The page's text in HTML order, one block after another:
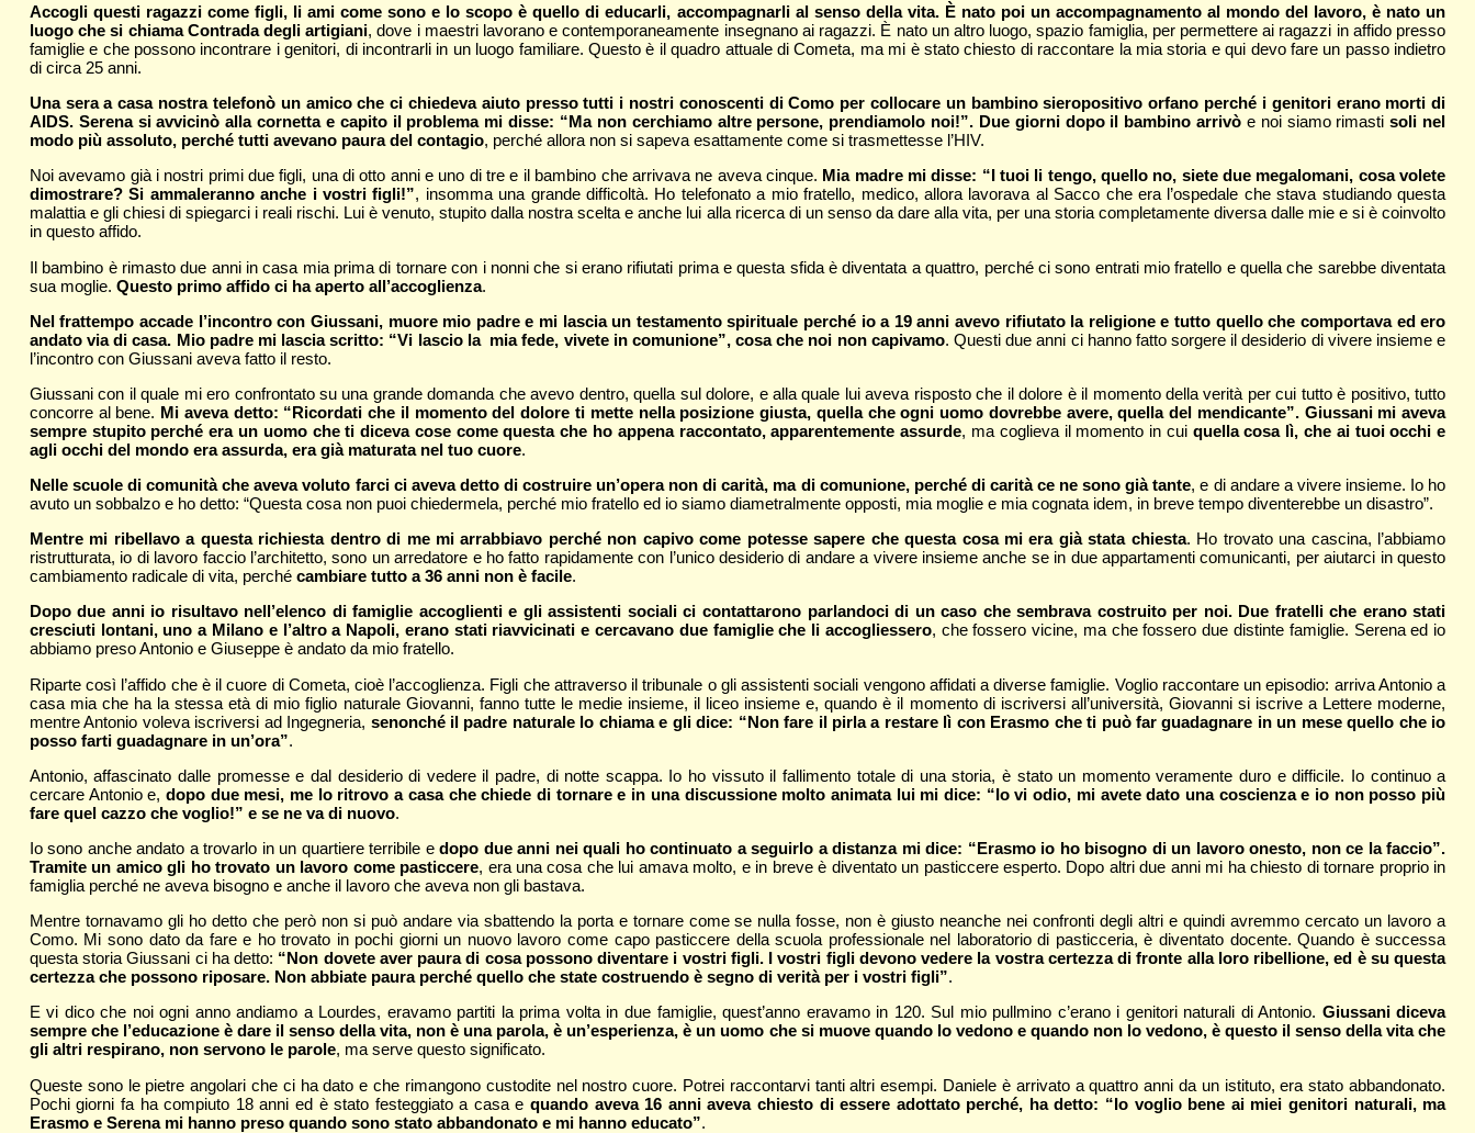
Accogli questi ragazzi come figli, li ami come sono e lo scopo è quello di educarli, accompagnarli al senso della vita. È nato poi un accompagnamento al mondo del lavoro, è nato un
luogo che si chiama Contrada degli artigiani, dove i maestri lavorano e contemporaneamente insegnano ai ragazzi. È nato un altro luogo, spazio famiglia, per permettere ai ragazzi in affido presso
famiglie e che possono incontrare i genitori, di incontrarli in un luogo familiare. Questo è il quadro attuale di Cometa, ma mi è stato chiesto di raccontare la mia storia e qui devo fare un passo indietro
di circa 25 anni.
Una sera a casa nostra telefonò un amico che ci chiedeva aiuto presso tutti i nostri conoscenti di Como per collocare un bambino sieropositivo orfano perché i genitori erano morti di
AIDS. Serena si avvicinò alla cornetta e capito il problema mi disse: “Ma non cerchiamo altre persone, prendiamolo noi!”. Due giorni dopo il bambino arrivò e noi siamo rimastisoli nel
modo più assoluto, perché tutti avevano paura del contagio, perché allora non si sapeva esattamente come si trasmettesse l’HIV.
Noi avevamo già i nostri primi due figli, una di otto anni e uno di tre e il bambino che arrivava ne aveva cinque. Mia madre mi disse: “I tuoi li tengo, quello no, siete due megalomani, cosa volete
dimostrare? Si ammaleranno anche i vostri figli!”, insomma una grande difficoltà. Ho telefonato a mio fratello, medico, allora lavorava al Sacco che era l’ospedale che stava studiando questa
malattia e gli chiesi di spiegarci i reali rischi. Lui è venuto, stupito dalla nostra scelta e anche lui alla ricerca di un senso da dare alla vita, per una storia completamente diversa dalle mie e si è coinvolto
in questo affido.
Il bambino è rimasto due anni in casa mia prima di tornare con i nonni che si erano rifiutati prima e questa sfida è diventata a quattro, perché ci sono entrati mio fratello e quella che sarebbe diventata
sua moglie. Questo primo affido ci ha aperto all’accoglienza.
Nel frattempo accade l’incontro con Giussani, muore mio padre e mi lascia un testamento spirituale perché io a 19 anni avevo rifiutato la religione e tutto quello che comportava ed ero
andato via di casa. Mio padre mi lascia scritto: “Vi lascio la mia fede, vivete in comunione”, cosa che noi non capivamo. Questi due anni ci hanno fatto sorgere il desiderio di vivere insieme e
l’incontro con Giussani aveva fatto il resto.
Giussani con il quale mi ero confrontato su una grande domanda che avevo dentro, quella sul dolore, e alla quale lui aveva risposto che il dolore è il momento della verità per cui tutto è positivo, tutto
concorre al bene. Mi aveva detto: “Ricordati che il momento del dolore ti mette nella posizione giusta, quella che ogni uomo dovrebbe avere, quella del mendicante”. Giussani mi aveva
sempre stupito perché era un uomo che ti diceva cose come questa che ho appena raccontato, apparentemente assurde, ma coglieva il momento in cui quella cosa lì, che ai tuoi occhi e
agli occhi del mondo era assurda, era già maturata nel tuo cuore.
Nelle scuole di comunità che aveva voluto farci ci aveva detto di costruire un’opera non di carità, ma di comunione, perché di carità ce ne sono già tante, e di andare a vivere insieme. Io ho
avuto un sobbalzo e ho detto: “Questa cosa non puoi chiedermela, perché mio fratello ed io siamo diametralmente opposti, mia moglie e mia cognata idem, in breve tempo diventerebbe un disastro”.
Mentre mi ribellavo a questa richiesta dentro di me mi arrabbiavo perché non capivo come potesse sapere che questa cosa mi era già stata chiesta. Ho trovato una cascina, l’abbiamo
ristrutturata, io di lavoro faccio l’architetto, sono un arredatore e ho fatto rapidamente con l’unico desiderio di andare a vivere insieme anche se in due appartamenti comunicanti, per aiutarci in questo
cambiamento radicale di vita, perché cambiare tutto a 36 anni non è facile.
Dopo due anni io risultavo nell’elenco di famiglie accoglienti e gli assistenti sociali ci contattarono parlandoci di un caso che sembrava costruito per noi. Due fratelli che erano stati
cresciuti lontani, uno a Milano e l’altro a Napoli, erano stati riavvicinati e cercavano due famiglie che li accogliessero, che fossero vicine, ma che fossero due distinte famiglie. Serena ed io
abbiamo preso Antonio e Giuseppe è andato da mio fratello.
Riparte così l’affido che è il cuore di Cometa, cioè l’accoglienza. Figli che attraverso il tribunale o gli assistenti sociali vengono affidati a diverse famiglie. Voglio raccontare un episodio: arriva Antonio a
casa mia che ha la stessa età di mio figlio naturale Giovanni, fanno tutte le medie insieme, il liceo insieme e, quando è il momento di iscriversi all’università, Giovanni si iscrive a Lettere moderne,
mentre Antonio voleva iscriversi ad Ingegneria, senonché il padre naturale lo chiama e gli dice: “Non fare il pirla a restare lì con Erasmo che ti può far guadagnare in un mese quello che io
posso farti guadagnare in un’ora”.
Antonio, affascinato dalle promesse e dal desiderio di vedere il padre, di notte scappa. Io ho vissuto il fallimento totale di una storia, è stato un momento veramente duro e difficile. Io continuo a
cercare Antonio e, dopo due mesi, me lo ritrovo a casa che chiede di tornare e in una discussione molto animata lui mi dice: “Io vi odio, mi avete dato una coscienza e io non posso più
fare quel cazzo che voglio!” e se ne va di nuovo.
Io sono anche andato a trovarlo in un quartiere terribile edopo due anni nei quali ho continuato a seguirlo a distanza mi dice: “Erasmo io ho bisogno di un lavoro onesto, non ce la faccio”.
Tramite un amico gli ho trovato un lavoro come pasticcere, era una cosa che lui amava molto, e in breve è diventato un pasticcere esperto. Dopo altri due anni mi ha chiesto di tornare proprio in
famiglia perché ne aveva bisogno e anche il lavoro che aveva non gli bastava.
Mentre tornavamo gli ho detto che però non si può andare via sbattendo la porta e tornare come se nulla fosse, non è giusto neanche nei confronti degli altri e quindi avremmo cercato un lavoro a
Como. Mi sono dato da fare e ho trovato in pochi giorni un nuovo lavoro come capo pasticcere della scuola professionale nel laboratorio di pasticceria, è diventato docente. Quando è successa
questa storia Giussani ci ha detto: “Non dovete aver paura di cosa possono diventare i vostri figli. I vostri figli devono vedere la vostra certezza di fronte alla loro ribellione, ed è su questa
certezza che possono riposare. Non abbiate paura perché quello che state costruendo è segno di verità per i vostri figli”.
E vi dico che noi ogni anno andiamo a Lourdes, eravamo partiti la prima volta in due famiglie, quest’anno eravamo in 120. Sul mio pullmino c’erano i genitori naturali di Antonio. Giussani diceva
sempre che l’educazione è dare il senso della vita, non è una parola, è un’esperienza, è un uomo che si muove quando lo vedono e quando non lo vedono, è questo il senso della vita che
gli altri respirano, non servono le parole, ma serve questo significato.
Queste sono le pietre angolari che ci ha dato e che rimangono custodite nel nostro cuore. Potrei raccontarvi tanti altri esempi. Daniele è arrivato a quattro anni da un istituto, era stato abbandonato.
Pochi giorni fa ha compiuto 18 anni ed è stato festeggiato a casa equando aveva 16 anni aveva chiesto di essere adottato perché, ha detto: “Io voglio bene ai miei genitori naturali, ma
Erasmo e Serena mi hanno preso quando sono stato abbandonato e mi hanno educato”.